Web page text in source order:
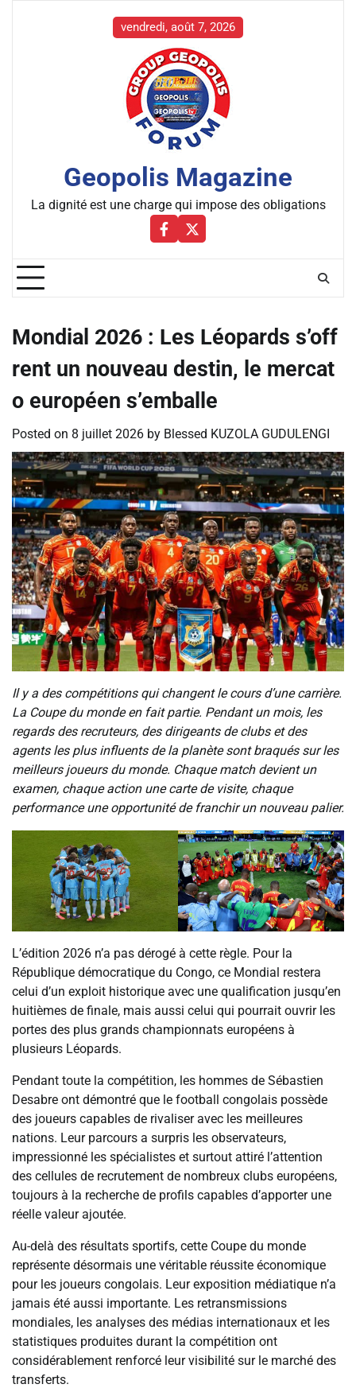
vendredi, août 7, 2026
Geopolis Magazine
La dignité est une charge qui impose des obligations
Facebbok
X
Mondial 2026 : Les Léopards s’off
rent un nouveau destin, le mercat
o européen s’emballe
Posted on 8 juillet 2026 by Blessed KUZOLA GUDULENGI
Il y a des compétitions qui changent le cours d’une carrière.
La Coupe du monde en fait partie. Pendant un mois, les
regards des recruteurs, des dirigeants de clubs et des
agents les plus influents de la planète sont braqués sur les
meilleurs joueurs du monde. Chaque match devient un
examen, chaque action une carte de visite, chaque
performance une opportunité de franchir un nouveau palier.
L’édition 2026 n’a pas dérogé à cette règle. Pour la
République démocratique du Congo, ce Mondial restera
celui d’un exploit historique avec une qualification jusqu’en
huitièmes de finale, mais aussi celui qui pourrait ouvrir les
portes des plus grands championnats européens à
plusieurs Léopards.
Pendant toute la compétition, les hommes de Sébastien
Desabre ont démontré que le football congolais possède
des joueurs capables de rivaliser avec les meilleures
nations. Leur parcours a surpris les observateurs,
impressionné les spécialistes et surtout attiré l’attention
des cellules de recrutement de nombreux clubs européens,
toujours à la recherche de profils capables d’apporter une
réelle valeur ajoutée.
Au-delà des résultats sportifs, cette Coupe du monde
représente désormais une véritable réussite économique
pour les joueurs congolais. Leur exposition médiatique n’a
jamais été aussi importante. Les retransmissions
mondiales, les analyses des médias internationaux et les
statistiques produites durant la compétition ont
considérablement renforcé leur visibilité sur le marché des
transferts.